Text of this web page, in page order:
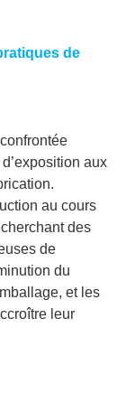
de
aux
au cours
des
de
du
et les
leur